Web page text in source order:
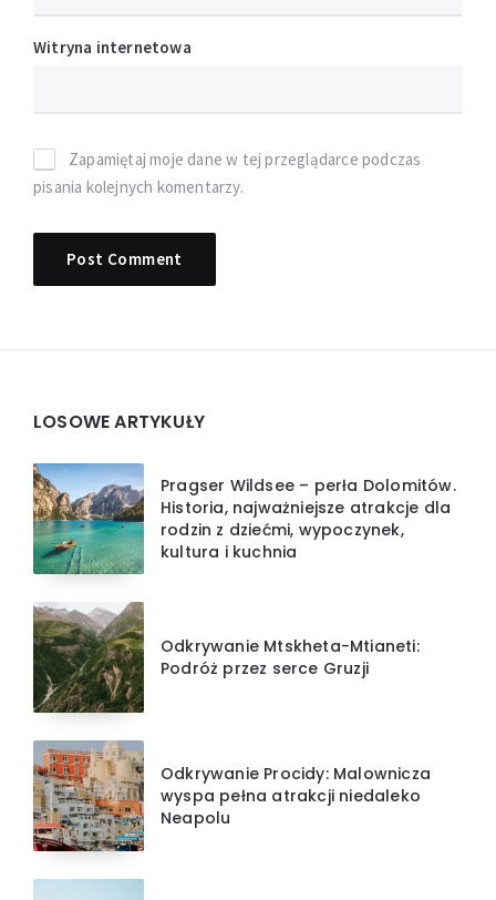
Witryna internetowa
Zapamiętaj moje dane w tej przeglądarce podczas
pisania kolejnych komentarzy.
Widgets
LOSOWE ARTYKUŁY
Pragser Wildsee – perła Dolomitów.
Historia, najważniejsze atrakcje dla
rodzin z dziećmi, wypoczynek,
kultura i kuchnia
Odkrywanie Mtskheta-Mtianeti:
Podróż przez serce Gruzji
Odkrywanie Procidy: Malownicza
wyspa pełna atrakcji niedaleko
Neapolu